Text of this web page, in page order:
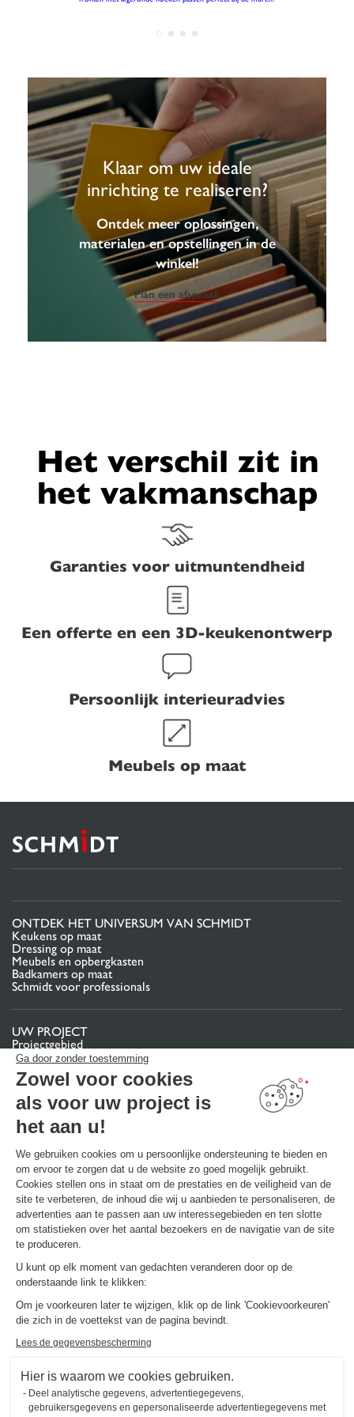
Ga door zonder toestemming
Zowel voor cookies
als voor uw project is
het aan u!
We gebruiken cookies om u persoonlijke ondersteuning te bieden en
om ervoor te zorgen dat u de website zo goed mogelijk gebruikt.
Cookies stellen ons in staat om de prestaties en de veiligheid van de
site te verbeteren, de inhoud die wij u aanbieden te personaliseren, de
advertenties aan te passen aan uw interessegebieden en ten slotte
om statistieken over het aantal bezoekers en de navigatie van de site
te produceren.
U kunt op elk moment van gedachten veranderen door op de
onderstaande link te klikken:
Om je voorkeuren later te wijzigen, klik op de link 'Cookievoorkeuren'
die zich in de voettekst van de pagina bevindt.
Lees de gegevensbescherming
Hier is waarom we cookies gebruiken.
Deel analytische gegevens, advertentiegegevens,
gebruikersgegevens en gepersonaliseerde advertentiegegevens met
Klaar om uw ideale
inrichting te realiseren?
Ontdek meer oplossingen,
materialen en opstellingen in de
winkel!
Plan een afspraak
Het verschil zit in
het vakmanschap
Garanties voor uitmuntendheid
Een offerte en een 3D-keukenontwerp
Persoonlijk interieuradvies
Meubels op maat
ONTDEK HET UNIVERSUM VAN SCHMIDT
Keukens op maat
Dressing op maat
Meubels en opbergkasten
Badkamers op maat
Schmidt voor professionals
UW PROJECT
Projectgebied
Pas uw interieurproject aan uw eigen wensen aan
Contact
Vind uw Winkel
MAAK EEN AFSPRAAK
NUTTIGE LINKS
Promoties
Gids en vergelijking
Download onze catalogus
OVER
Schmidt in de wereld
Onze adviescentra in België
Wettelijke vermeldingen
Cookiebeheer
Privacybeleid